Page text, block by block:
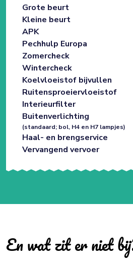
Grote beurt
Kleine beurt
APK
Pechhulp Europa
Zomercheck
Wintercheck
Koelvloeistof bijvullen
Ruitensproeiervloeistof
Interieurfilter
Buitenverlichting
(standaard; bol, H4 en H7 lampjes)
Haal- en brengservice
Vervangend vervoer
En wat zit er niet